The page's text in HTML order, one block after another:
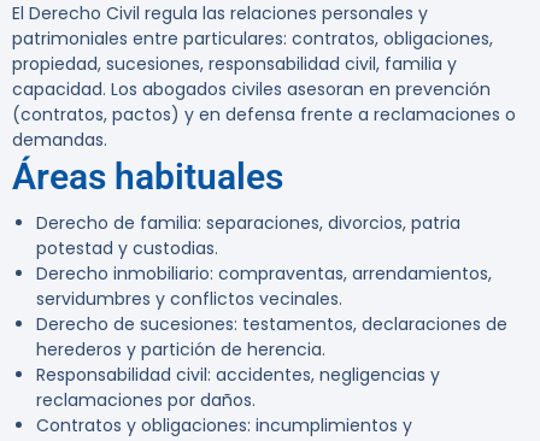
El Derecho Civil regula las relaciones personales y
patrimoniales entre particulares: contratos, obligaciones,
propiedad, sucesiones, responsabilidad civil, familia y
capacidad. Los abogados civiles asesoran en prevención
(contratos, pactos) y en defensa frente a reclamaciones o
demandas.
Áreas habituales
Derecho de familia: separaciones, divorcios, patria
potestad y custodias.
Derecho inmobiliario: compraventas, arrendamientos,
servidumbres y conflictos vecinales.
Derecho de sucesiones: testamentos, declaraciones de
herederos y partición de herencia.
Responsabilidad civil: accidentes, negligencias y
reclamaciones por daños.
Contratos y obligaciones: incumplimientos y